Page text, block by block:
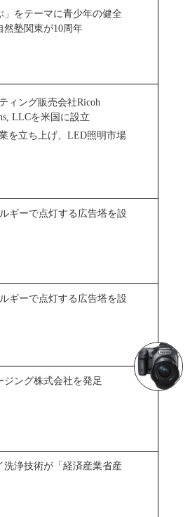
ケーション事業に参入。リアルタ
通信を可能にする最適なプラット
企業内はもちろん異なる企業間で
ションを可能にするテレビ会
ニファイド コミュニケーション シ
め、超短焦点プロジェクター、イ
ボード（IWB）など、ビジネスコ
するさまざまなプロダクトを順次
」をテーマに青少年の健全
然塾関東が10周年
ィング販売会社Ricoh
LLCを米国に設立
を立ち上げ、LED照明市場
ギーで点灯する広告塔を設
ギーで点灯する広告塔を設
ング株式会社を発足
浄技術が「経済産業省産